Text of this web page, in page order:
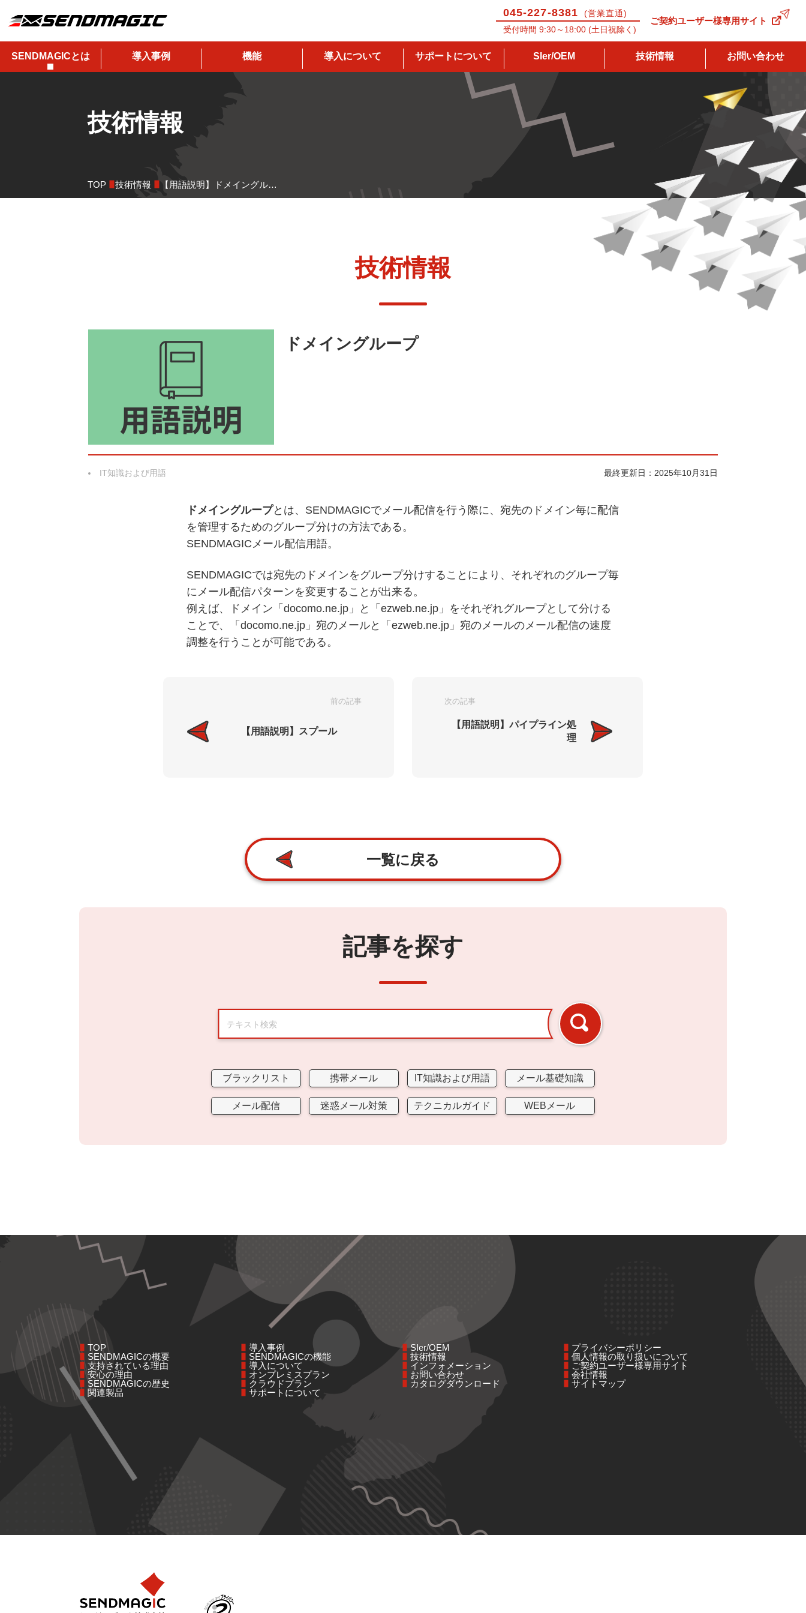
045-227-8381
(営業直通)
受付時間 9:30～18:00 (土日祝除く)
ご契約ユーザー様専用サイト
SENDMAGICとは 導入事例 機能 導入について サポートについて SIer/OEM 技術情報 お問い合わせ
技術情報
TOP 技術情報 【用語説明】ドメイングル…
技術情報
ドメイングループ
IT知識および用語 最終更新日 ： 2025年10月31日
ドメイングループとは、SENDMAGICでメール配信を行う際に、宛先のドメイン毎に配信
を管理するためのグループ分けの方法である。
SENDMAGICメール配信用語。
SENDMAGICでは宛先のドメインをグループ分けすることにより、それぞれのグループ毎
にメール配信パターンを変更することが出来る。
例えば、ドメイン「docomo.ne.jp」と「ezweb.ne.jp」をそれぞれグループとして分ける
ことで、「docomo.ne.jp」宛のメールと「ezweb.ne.jp」宛のメールのメール配信の速度
調整を行うことが可能である。
前の記事
【用語説明】スプール
次の記事
【用語説明】パイプライン処
理
一覧に戻る
記事を探す
ブラックリスト 携帯メール IT知識および用語 メール基礎知識
メール配信 迷惑メール対策 テクニカルガイド WEBメール
TOP
SENDMAGICの概要
支持されている理由
安心の理由
SENDMAGICの歴史
関連製品
導入事例
SENDMAGICの機能
導入について
オンプレミスプラン
クラウドプラン
サポートについて
SIer/OEM
技術情報
インフォメーション
お問い合わせ
カタログダウンロード
プライバシーポリシー
個人情報の取り扱いについて
ご契約ユーザー様専用サイト
会社情報
サイトマップ